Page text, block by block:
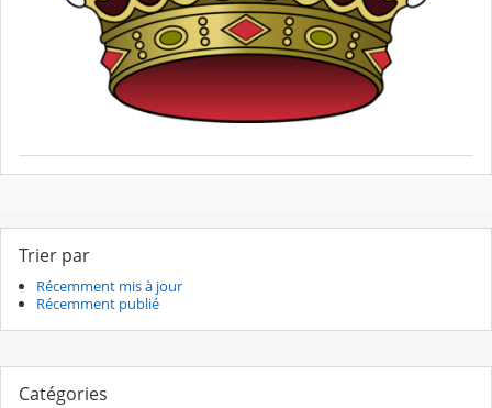
Trier par
Récemment mis à jour
Récemment publié
Catégories